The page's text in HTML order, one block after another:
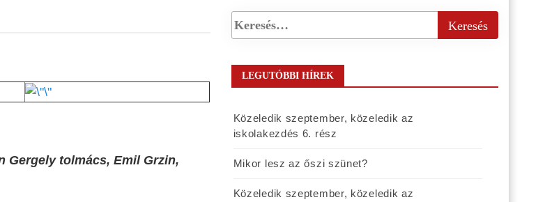
Gergely tolmács, Emil Grzin,
LEGUTÓBBI HÍREK
Közeledik szeptember, közeledik az
iskolakezdés 6. rész
Mikor lesz az őszi szünet?
Közeledik szeptember, közeledik az